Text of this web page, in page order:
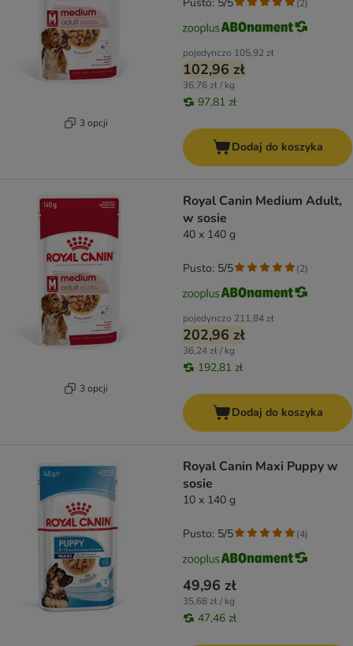
3 opcji
pojedynczo 105,92 zł
102,96 zł
36,76 zł / kg
97,81 zł
(2)
Dodaj do koszyka
3 opcji
Royal Canin Medium Adult,
w sosie
40 x 140 g
pojedynczo 211,84 zł
202,96 zł
36,24 zł / kg
192,81 zł
Pusto: 5/5 (2)
Dodaj do koszyka
Royal Canin Maxi Puppy w
sosie
10 x 140 g
49,96 zł
35,68 zł / kg
47,46 zł
Pusto: 5/5 (4)